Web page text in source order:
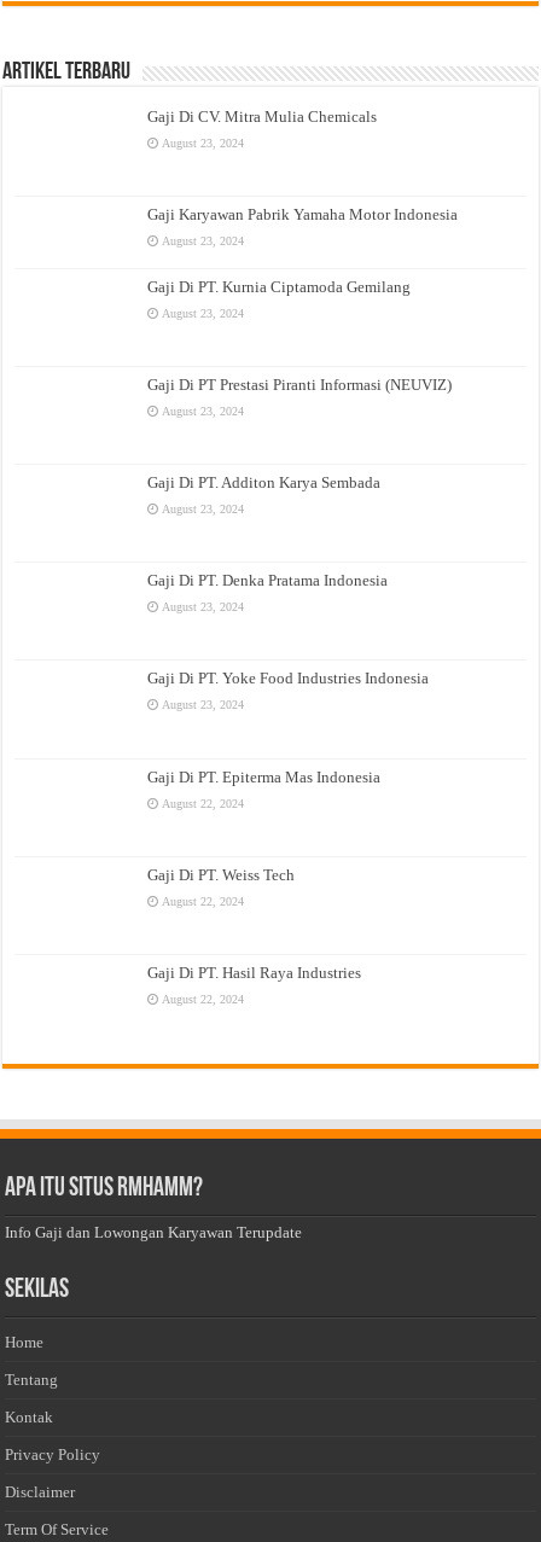
Artikel Terbaru
Gaji Di CV. Mitra Mulia Chemicals
August 23, 2024
Gaji Karyawan Pabrik Yamaha Motor Indonesia
August 23, 2024
Gaji Di PT. Kurnia Ciptamoda Gemilang
August 23, 2024
Gaji Di PT Prestasi Piranti Informasi (NEUVIZ)
August 23, 2024
Gaji Di PT. Additon Karya Sembada
August 23, 2024
Gaji Di PT. Denka Pratama Indonesia
August 23, 2024
Gaji Di PT. Yoke Food Industries Indonesia
August 23, 2024
Gaji Di PT. Epiterma Mas Indonesia
August 22, 2024
Gaji Di PT. Weiss Tech
August 22, 2024
Gaji Di PT. Hasil Raya Industries
August 22, 2024
Apa Itu Situs Rmhamm?
Info Gaji dan Lowongan Karyawan Terupdate
Sekilas
Home
Tentang
Kontak
Privacy Policy
Disclaimer
Term Of Service